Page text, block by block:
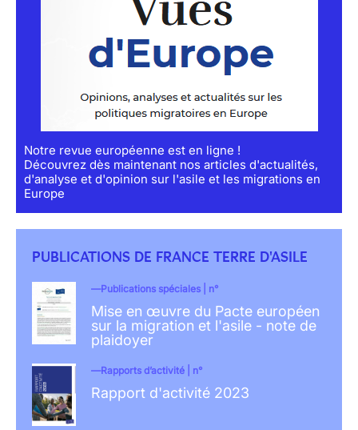
Notre revue européenne est en ligne !
Découvrez dès maintenant nos articles d'actualités,
d'analyse et d'opinion sur l'asile et les migrations en
Europe
PUBLICATIONS DE FRANCE TERRE D'ASILE
Publications spéciales | n°
Mise en œuvre du Pacte européen
sur la migration et l'asile - note de
plaidoyer
Rapports d’activité | n°
Rapport d'activité 2023